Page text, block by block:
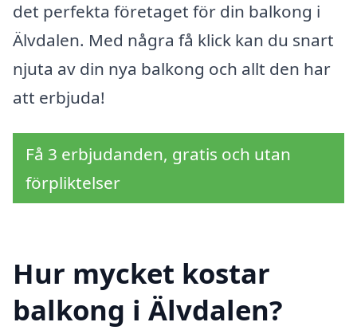
det perfekta företaget för din balkong i
Älvdalen. Med några få klick kan du snart
njuta av din nya balkong och allt den har
att erbjuda!
Få 3 erbjudanden, gratis och utan
förpliktelser
Hur mycket kostar
balkong i Älvdalen?